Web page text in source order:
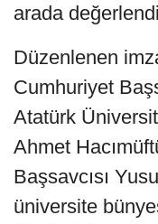
arada
Düzenlenen
Cumhuriyet
Atatürk
Ahmet
Başsavcısı
üniversite